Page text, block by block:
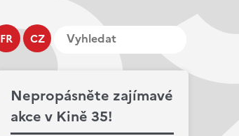
FR CZ
Nepropásněte zajímavé
akce v Kině 35!